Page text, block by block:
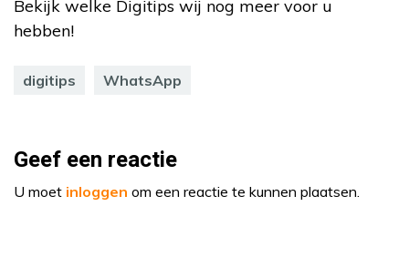
Bekijk welke Digitips wij nog meer voor u
hebben!
digitips WhatsApp
Geef een reactie
U moet inloggen om een reactie te kunnen plaatsen.